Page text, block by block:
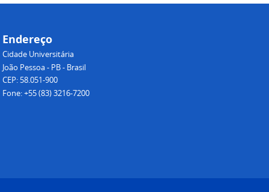
Endereço
Cidade Universitária
João Pessoa - PB - Brasil
CEP: 58.051-900
Fone: +55 (83) 3216-7200